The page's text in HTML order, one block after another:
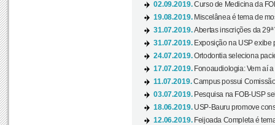
02.09.2019.Curso de Medicina da
19.08.2019. Miscelânea é tema de
31.07.2019.Abertas inscrições da 29ª
31.07.2019. Exposição na USP exibe
24.07.2019.Ortodontia seleciona
17.07.2019. Fonoaudiologia: Vem aí
11.07.2019.Campus possui
03.07.2019. Pesquisa na FOB-USP
18.06.2019. USP-Bauru promove
12.06.2019. Feijoada Completa é